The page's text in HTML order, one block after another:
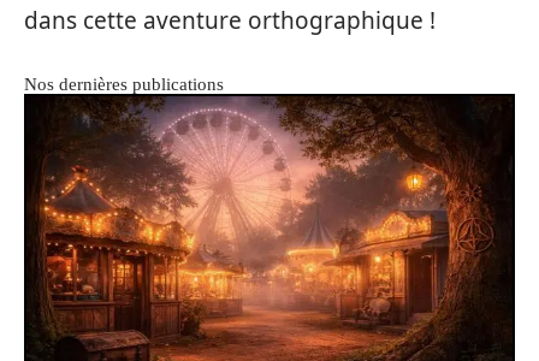
dans cette aventure orthographique !
Nos dernières publications